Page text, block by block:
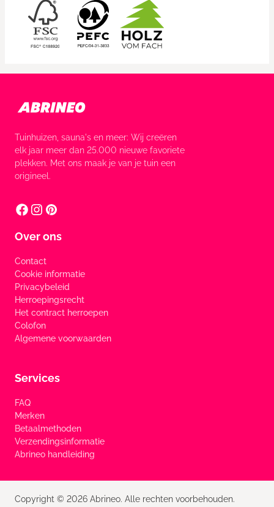
Tuinhuizen, sauna's en meer: Wij creëren
elk jaar meer dan 25.000 nieuwe favoriete
plekken. Met ons maak je van je tuin een
origineel.
Over ons
Contact
Cookie informatie
Privacybeleid
Herroepingsrecht
Het contract herroepen
Colofon
Algemene voorwaarden
Services
FAQ
Merken
Betaalmethoden
Verzendingsinformatie
Abrineo handleiding
Copyright © 2026 Abrineo. Alle rechten voorbehouden.